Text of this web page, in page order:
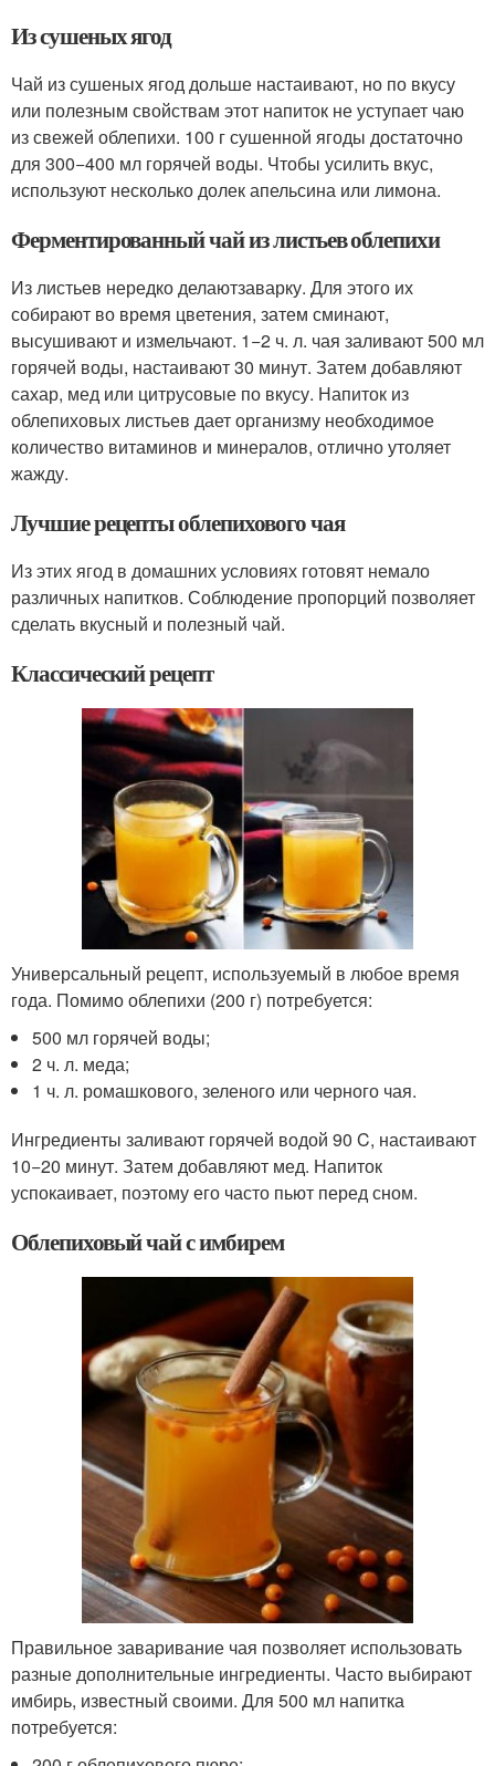
Из сушеных ягод
Чай из сушеных ягод дольше настаивают, но по вкусу
или полезным свойствам этот напиток не уступает чаю
из свежей облепихи. 100 г сушенной ягоды достаточно
для 300−400 мл горячей воды. Чтобы усилить вкус,
используют несколько долек апельсина или лимона.
Ферментированный чай из листьев облепихи
Из листьев нередко делаютзаварку. Для этого их
собирают во время цветения, затем сминают,
высушивают и измельчают. 1−2 ч. л. чая заливают 500 мл
горячей воды, настаивают 30 минут. Затем добавляют
сахар, мед или цитрусовые по вкусу. Напиток из
облепиховых листьев дает организму необходимое
количество витаминов и минералов, отлично утоляет
жажду.
Лучшие рецепты облепихового чая
Из этих ягод в домашних условиях готовят немало
различных напитков. Соблюдение пропорций позволяет
сделать вкусный и полезный чай.
Классический рецепт
Универсальный рецепт, используемый в любое время
года. Помимо облепихи (200 г) потребуется:
500 мл горячей воды;
2 ч. л. меда;
1 ч. л. ромашкового, зеленого или черного чая.
Ингредиенты заливают горячей водой 90 C, настаивают
10−20 минут. Затем добавляют мед. Напиток
успокаивает, поэтому его часто пьют перед сном.
Облепиховый чай с имбирем
Правильное заваривание чая позволяет использовать
разные дополнительные ингредиенты. Часто выбирают
имбирь, известный своими. Для 500 мл напитка
потребуется: